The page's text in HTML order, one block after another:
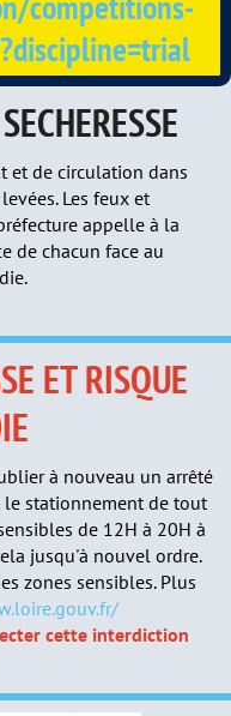
et de circulation dans
Les feux et
appelle à la
de chacun face au
ET RISQUE
à nouveau un arrêté
stationnement de tout
de 12H à 20H à
jusqu'à nouvel ordre.
zones sensibles. Plus
cette interdiction